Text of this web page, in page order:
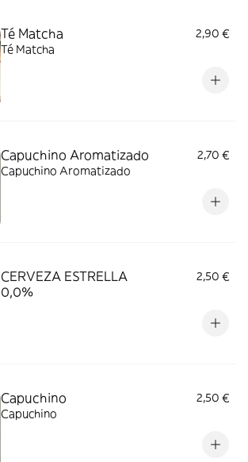
Té Matcha
2,90 €
Té Matcha
Capuchino Aromatizado
2,70 €
Capuchino Aromatizado
CERVEZA ESTRELLA
0,0%
2,50 €
Capuchino
2,50 €
Capuchino